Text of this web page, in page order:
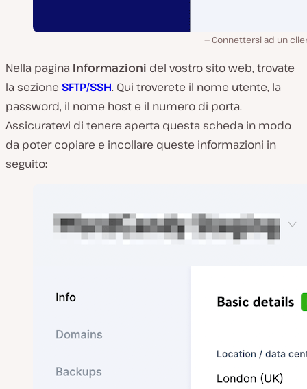
Connettersi ad un
Nella pagina Informazioni del vostro sito web, trovate
la sezione SFTP/SSH. Qui troverete il nome utente, la
password, il nome host e il numero di porta.
Assicuratevi di tenere aperta questa scheda in modo
da poter copiare e incollare queste informazioni in
seguito: